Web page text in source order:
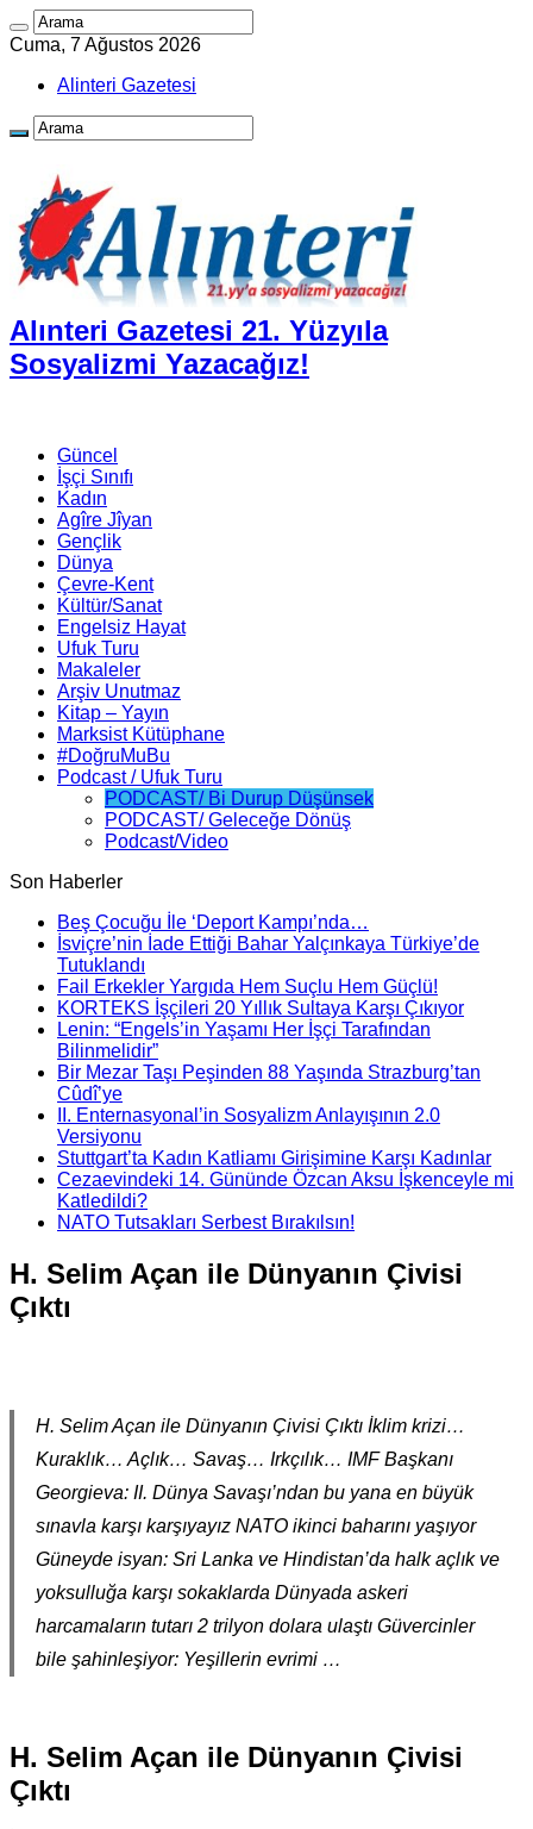
Cuma, 7 Ağustos 2026
Alinteri Gazetesi
Alınteri Gazetesi 21. Yüzyıla
Sosyalizmi Yazacağız!
Güncel
İşçi Sınıfı
Kadın
Agîre Jîyan
Gençlik
Dünya
Çevre-Kent
Kültür/Sanat
Engelsiz Hayat
Ufuk Turu
Makaleler
Arşiv Unutmaz
Kitap – Yayın
Marksist Kütüphane
#DoğruMuBu
Podcast / Ufuk Turu
PODCAST/ Bi Durup Düşünsek
PODCAST/ Geleceğe Dönüş
Podcast/Video
Son Haberler
Beş Çocuğu İle ‘Deport Kampı’nda…
İsviçre’nin İade Ettiği Bahar Yalçınkaya Türkiye’de
Tutuklandı
Fail Erkekler Yargıda Hem Suçlu Hem Güçlü!
KORTEKS İşçileri 20 Yıllık Sultaya Karşı Çıkıyor
Lenin: “Engels’in Yaşamı Her İşçi Tarafından
Bilinmelidir”
Bir Mezar Taşı Peşinden 88 Yaşında Strazburg’tan
Cûdî’ye
II. Enternasyonal’in Sosyalizm Anlayışının 2.0
Versiyonu
Stuttgart’ta Kadın Katliamı Girişimine Karşı Kadınlar
Cezaevindeki 14. Gününde Özcan Aksu İşkenceyle mi
Katledildi?
NATO Tutsakları Serbest Bırakılsın!
H. Selim Açan ile Dünyanın Çivisi
Çıktı
H. Selim Açan ile Dünyanın Çivisi Çıktı İklim krizi…
Kuraklık… Açlık… Savaş… Irkçılık… IMF Başkanı
Georgieva: II. Dünya Savaşı’ndan bu yana en büyük
sınavla karşı karşıyayız NATO ikinci baharını yaşıyor
Güneyde isyan: Sri Lanka ve Hindistan’da halk açlık ve
yoksulluğa karşı sokaklarda Dünyada askeri
harcamaların tutarı 2 trilyon dolara ulaştı Güvercinler
bile şahinleşiyor: Yeşillerin evrimi …
H. Selim Açan ile Dünyanın Çivisi
Çıktı